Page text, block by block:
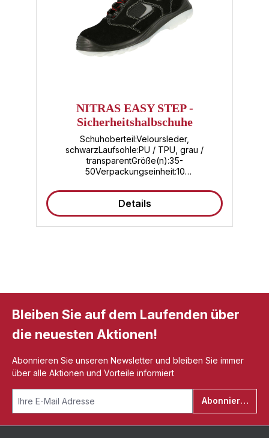
NITRAS EASY STEP -
Sicherheitshalbschuhe
Schuhoberteil:Veloursleder,
schwarzLaufsohle:PU / TPU, grau /
transparentGröße(n):35-
50Verpackungseinheit:10
4-3, DGUV-RegelNITRAS EASY STEP, S1P
Sicherheitshalbschuhe, widerstandsfähiges
Veloursleder, schwarz, widerstandsfähige
und nicht kreidende PU / TPU-Laufsohle,
Reflexelement an der Seite, DGUV Regel
112-191-zertifiziert, ESDfähig
Details
Bleiben Sie auf dem Laufenden über
die neuesten Aktionen!
Abonnieren Sie unseren Newsletter und bleiben Sie immer
über alle Aktionen und Vorteile informiert
Abonnieren